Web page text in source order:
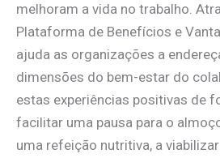
melhoram a vida no trabalho.
Plataforma de Benefícios e
ajuda as organizações a
dimensões do bem-estar do
estas experiências positivas de
facilitar uma pausa para o
uma refeição nutritiva, a